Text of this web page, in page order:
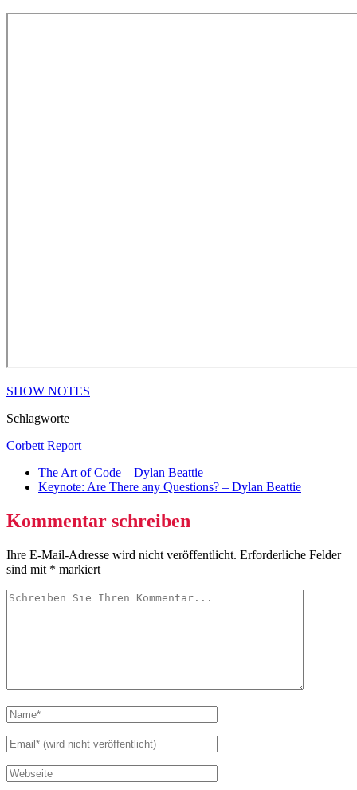
SHOW NOTES
Schlagworte
Corbett Report
The Art of Code – Dylan Beattie
Keynote: Are There any Questions? – Dylan Beattie
Kommentar schreiben
Ihre E-Mail-Adresse wird nicht veröffentlicht. Erforderliche Felder
sind mit * markiert